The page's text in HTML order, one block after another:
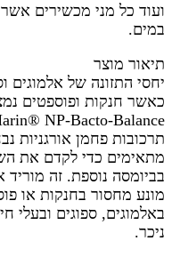
ועוד כל מני מכשירים
במים.
תיאור מוצר
יחסי התזונה של אלמוגים
כאשר חנקות ופוספטים
תרכובות פחמן אורגניות
מתאימים כדי לקדם את
בביומסה נוספת. זה מוריד
מונע מחסור בחנקות או
באלמוגים, ספוגים ובעלי
ניכר.